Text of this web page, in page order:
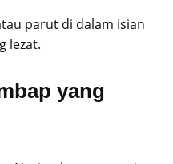
parut di dalam isian
lezat.
yang